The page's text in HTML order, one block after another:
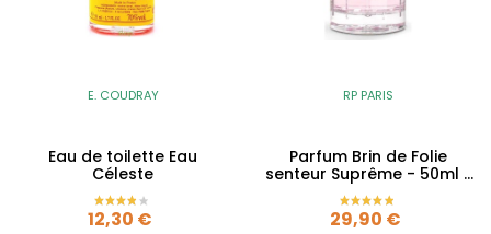
E. COUDRAY
Eau de toilette Eau
Céleste
Prix
12,30 €
RP PARIS
Parfum Brin de Folie
senteur Suprême - 50ml -
RP Paris
Prix
29,90 €